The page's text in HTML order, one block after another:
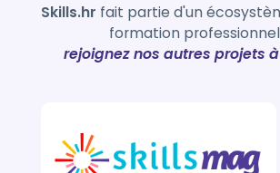
Skills.hr fait partie d'un
formation
rejoignez nos autres projets